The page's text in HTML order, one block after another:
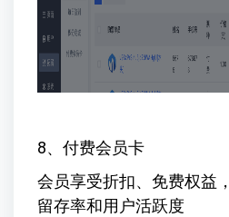
8、付费会员卡
会员享受折扣、免费权益
留存率和用户活跃度